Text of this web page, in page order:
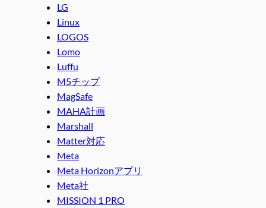
LG
Linux
LOGOS
Lomo
Luffu
M5チップ
MagSafe
MAHA計画
Marshall
Matter対応
Meta
Meta Horizonアプリ
Meta社
MISSION 1 PRO